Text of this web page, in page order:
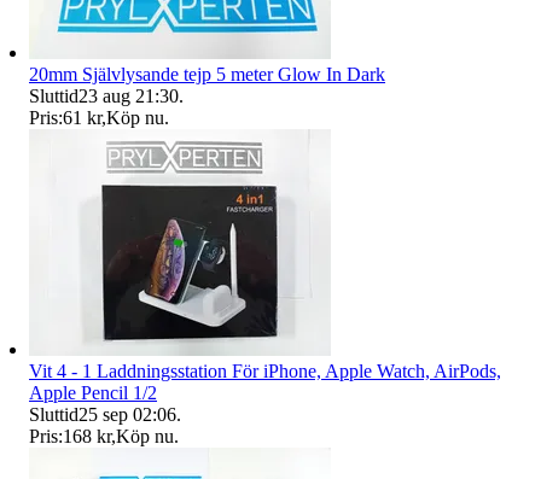
20mm Självlysande tejp 5 meter Glow In Dark
Sluttid23 aug 21:30.
Pris:61 kr,Köp nu.
Vit 4 - 1 Laddningsstation För iPhone, Apple Watch, AirPods,
Apple Pencil 1/2
Sluttid25 sep 02:06.
Pris:168 kr,Köp nu.